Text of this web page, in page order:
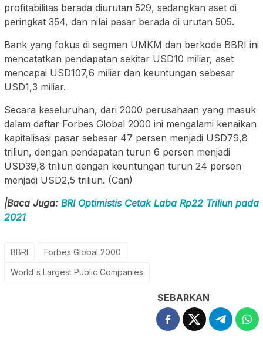
profitabilitas berada diurutan 529, sedangkan aset di
peringkat 354, dan nilai pasar berada di urutan 505.
Bank yang fokus di segmen UMKM dan berkode BBRI ini
mencatatkan pendapatan sekitar USD10 miliar, aset
mencapai USD107,6 miliar dan keuntungan sebesar
USD1,3 miliar.
Secara keseluruhan, dari 2000 perusahaan yang masuk
dalam daftar Forbes Global 2000 ini mengalami kenaikan
kapitalisasi pasar sebesar 47 persen menjadi USD79,8
triliun, dengan pendapatan turun 6 persen menjadi
USD39,8 triliun dengan keuntungan turun 24 persen
menjadi USD2,5 triliun. (Can)
|Baca Juga: BRI Optimistis Cetak Laba Rp22 Triliun pada
2021
BBRI
Forbes Global 2000
World's Largest Public Companies
SEBARKAN